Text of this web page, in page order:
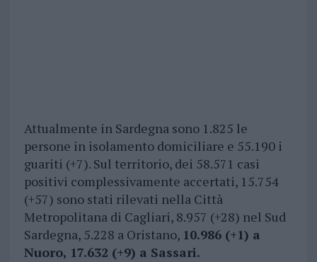
Attualmente in Sardegna sono 1.825 le
persone in isolamento domiciliare e 55.190 i
guariti (+7). Sul territorio, dei 58.571 casi
positivi complessivamente accertati, 15.754
(+57) sono stati rilevati nella Città
Metropolitana di Cagliari, 8.957 (+28) nel Sud
Sardegna, 5.228 a Oristano, 10.986 (+1) a
Nuoro, 17.632 (+9) a Sassari.